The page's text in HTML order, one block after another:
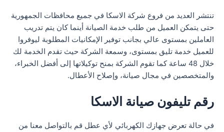
تنتشر العديد من فروع شركة الاسكا في جميع محافظات الجمهورية
حتى يتمكن العميل من طلب خدمة الصيانة أينما كان يتم تدريب
العاملين بمستوى عالي بجانب توفير الإمكانيات المطلوبة ليوفروا
للعميل خدمة تليق بمستوى، وسمعة الشركة حيث تقدم الخدمة لك
خلال 48 ساعة كما تقوم الشركة بمنح توكيلاتها إلى أفضل الخبراء،
والمتخصصين في مجال صيانة، وإصلاح الأعطال.
رقم تليفون صيانة الاسكا
في حالة تعرض جهازك الكهربائي لأي عطل قم بالتواصل معنا من